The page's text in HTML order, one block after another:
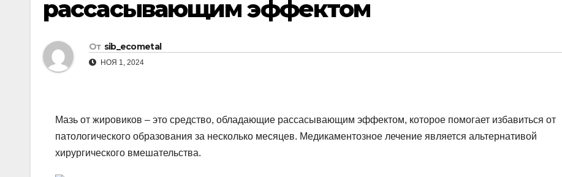
рассасывающим эффектом
От sib_ecometal
НОЯ 1, 2024
Мазь от жировиков – это средство, обладающие рассасывающим эффектом, которое помогает избавиться от
патологического образования за несколько месяцев. Медикаментозное лечение является альтернативой
хирургического вмешательства.